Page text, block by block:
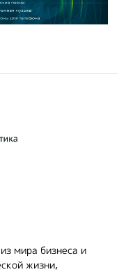
мира бизнеса и
жизни,